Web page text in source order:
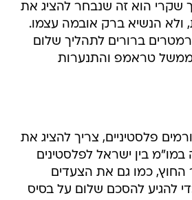
שקרי הוא זה שנבחר להציג את
ולא הנשיא ברק אובמה עצמו.
ברורים לתהליך שלום
טראמפ והתנערות
פלסטיניים, צריך להציג את
בין ישראל לפלסטינים
החוץ, כמו גם את הצעדים
להגיע להסכם שלום על בסיס